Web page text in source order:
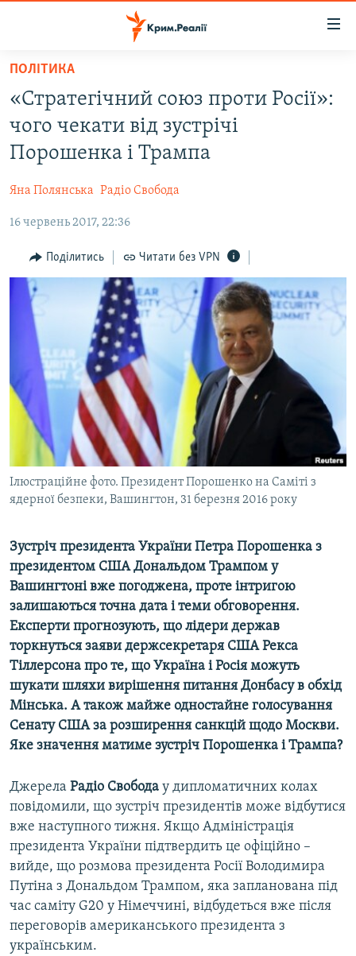
Перейти
основного
матеріалу
Перейти
до
основної
Перейти
пошуку
ВОДА.КРИМ
ВІДЕО ТА ФОТО
БЛОГИ
ПОГЛЯД
ІНТЕРВ'Ю
ВСЕ ЗА ДЕНЬ
СПЕЦПРОЕКТИ
ДЕПОРТАЦІЯ
ВІДЕОУРОКИ «ELIFBE»
СВІДЧЕННЯ ОКУПАЦІЇ
УКРАЇНСЬКА ПРОБЛЕМА КРИМУ
ІНФОГРАФІКА
ЯК ОБІЙТИ БЛОКУВАННЯ
Русский
Qırımtatar
ДОЛУЧАЙСЯ!
ПОЛІТИКА
«Стратегічний союз проти Росії»:
чого чекати від зустрічі
Порошенка і Трампа
Яна Полянська Радіо Свобода
16 червень 2017, 22:36
Поділитись Читати без VPN
Ілюстраційне фото. Президент Порошенко на Саміті з
ядерної безпеки, Вашингтон, 31 березня 2016 року
Зустріч президента України Петра Порошенка з
президентом США Дональдом Трампом у
Вашингтоні вже погоджена, проте інтригою
залишаються точна дата і теми обговорення.
Експерти прогнозують, що лідери держав
торкнуться заяви держсекретаря США Рекса
Тіллерсона про те, що Україна і Росія можуть
шукати шляхи вирішення питання Донбасу в обхід
Мінська. А також майже одностайне голосування
Сенату США за розширення санкцій щодо Москви.
Яке значення матиме зустріч Порошенка і Трампа?
Джерела Радіо Свобода у дипломатичних колах
повідомили, що зустріч президентів може відбутися
вже наступного тижня. Якщо Адміністрація
президента України підтвердить це офіційно –
вийде, що розмова президента Росії Володимира
Путіна з Дональдом Трампом, яка запланована під
час саміту G20 у Німеччині, відбудеться вже після
переговорів американського президента з
українським.